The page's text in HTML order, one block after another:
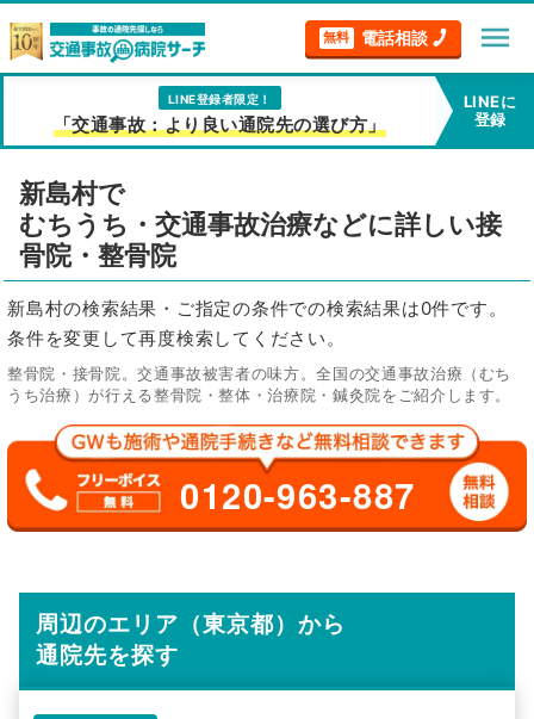
無料 電話相談 menu
LINE登録者限定！
「交通事故：より良い通院先の選び方」
LINEに
登録
新島村で
むちうち・交通事故治療などに詳しい接
骨院・整骨院
新島村の検索結果・ご指定の条件での検索結果は0件です。
条件を変更して再度検索してください。
整骨院・接骨院。交通事故被害者の味方。全国の交通事故治療（むち
うち治療）が行える整骨院・整体・治療院・鍼灸院をご紹介します。
0120-963-887
周辺のエリア（東京都）から
通院先を探す